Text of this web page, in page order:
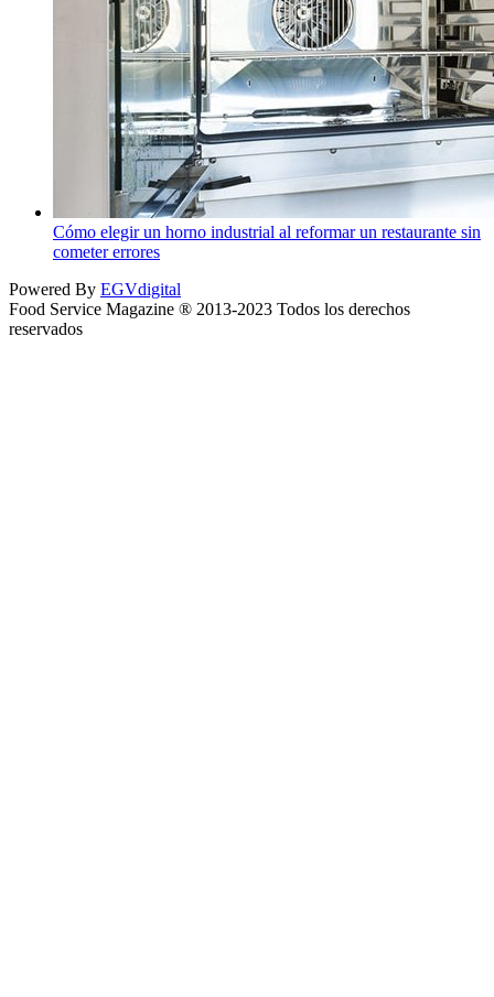
Cómo elegir un horno industrial al reformar un restaurante sin
cometer errores
Powered By EGVdigital
Food Service Magazine ® 2013-2023 Todos los derechos
reservados